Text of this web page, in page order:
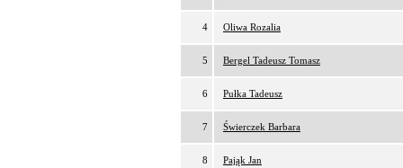
4 Oliwa Rozalia
5 Bergel Tadeusz Tomasz
6 Pułka Tadeusz
7 Świerczek Barbara
8 Pająk Jan